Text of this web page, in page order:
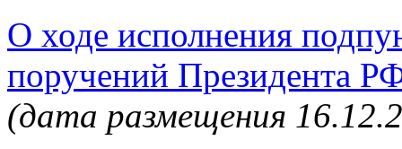
О ходе исполнения
поручений Президента
(дата размещения